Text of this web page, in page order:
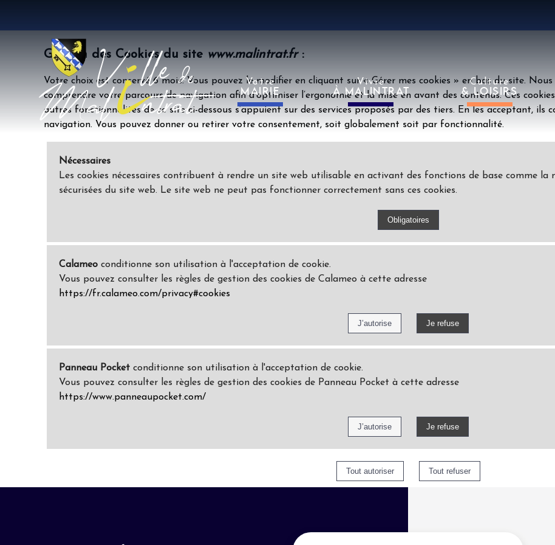
Votre
MAIRIE
Vivre
À MALINTRAT
Culture
& LOISIRS
Gestion des Cookies du site www.malintrat.fr:
Votre choix est conservé 6 mois. Vous pouvez le modifier en cliquant sur « Gérer mes cookies » en bas du site.
comprendre votre parcours de navigation afin d’optimiser l’ergonomie et la mise en avant des contenus. Ces
autres fonctionnalités de ce site ci-dessous s’appuient sur des services proposés par des tiers. En les acceptant, ils
navigation. Vous pouvez donner ou retirer votre consentement, soit globalement soit par fonctionnalité.
Nécessaires
Les cookies nécessaires contribuent à rendre un site web utilisable en activant des fonctions de base comme la
sécurisées du site web. Le site web ne peut pas fonctionner correctement sans ces cookies.
Calameo conditionne son utilisation à l'acceptation de cookie.
Vous pouvez consulter les règles de gestion des cookies de Calameo à cette adresse
https://fr.calameo.com/privacy#cookies
Panneau Pocket conditionne son utilisation à l'acceptation de cookie.
Vous pouvez consulter les règles de gestion des cookies de Panneau Pocket à cette adresse
https://www.panneaupocket.com/